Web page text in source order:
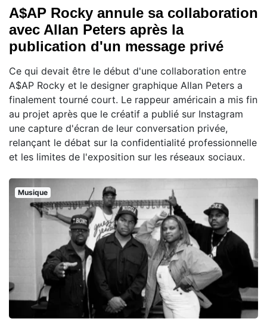
A$AP Rocky annule sa collaboration
avec Allan Peters après la
publication d'un message privé
Ce qui devait être le début d'une collaboration entre
A$AP Rocky et le designer graphique Allan Peters a
finalement tourné court. Le rappeur américain a mis fin
au projet après que le créatif a publié sur Instagram
une capture d'écran de leur conversation privée,
relançant le débat sur la confidentialité professionnelle
et les limites de l'exposition sur les réseaux sociaux.
Musique